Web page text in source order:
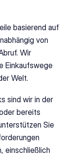
basierend auf
von
Wir
Einkaufswege
Welt.
sind wir in der
bereits
Sie
einschließlich